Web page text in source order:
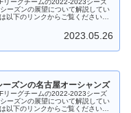
ーズンの展望について解説してい
以下のリンクからご覧ください。
2023.05.26
ズンの名古屋オーシャンズ
リーグチームの2022-2023シーズ
ーズンの展望について解説してい
以下のリンクからご覧ください。